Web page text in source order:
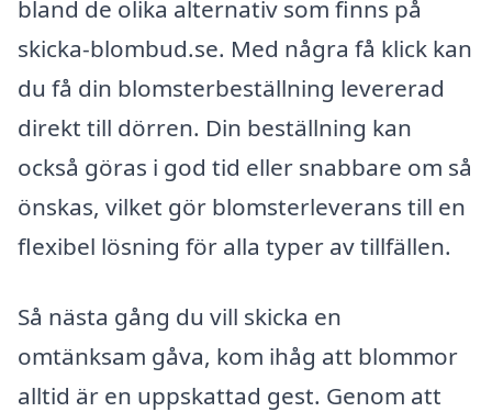
bland de olika alternativ som finns på
skicka-blombud.se. Med några få klick kan
du få din blomsterbeställning levererad
direkt till dörren. Din beställning kan
också göras i god tid eller snabbare om så
önskas, vilket gör blomsterleverans till en
flexibel lösning för alla typer av tillfällen.
Så nästa gång du vill skicka en
omtänksam gåva, kom ihåg att blommor
alltid är en uppskattad gest. Genom att